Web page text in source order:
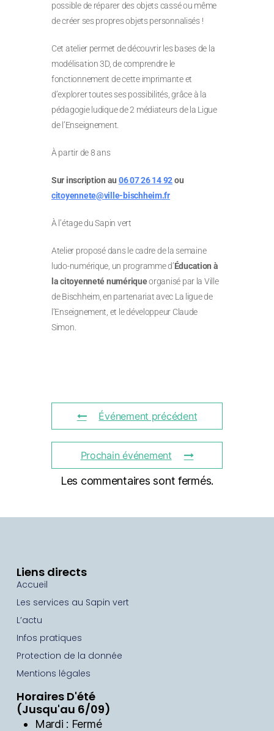
possible de réparer des objets cassé ou même
de créer ses propres objets personnalisés !
Cet atelier permet de découvrir les bases de la
modélisation 3D, de comprendre le
fonctionnement de cette imprimante et
d’explorer toutes ses possibilités, grâce à la
pédagogie ludique de 2 médiateurs de la Ligue
de l’Enseignement.
À partir de 8 ans
Sur inscription au 06 07 26 14 92ou
citoyennete@ville-bischheim.fr
À l’étage du Sapin vert
Atelier proposé dans le cadre de la semaine
ludo-numérique, un programme d’Éducation à
la citoyenneté numériqueorganisé par la Ville
de Bischheim, en partenariat avec La ligue de
l’Enseignement, et le développeur Claude
Simon.
Événement précédent
Prochain événement
Les commentaires sont fermés.
Liens directs
Accueil
Les services au Sapin vert
L’actu
Infos pratiques
Protection de la donnée
Mentions légales
Horaires D'été
(Jusqu'au 6/09)
Mardi : Fermé